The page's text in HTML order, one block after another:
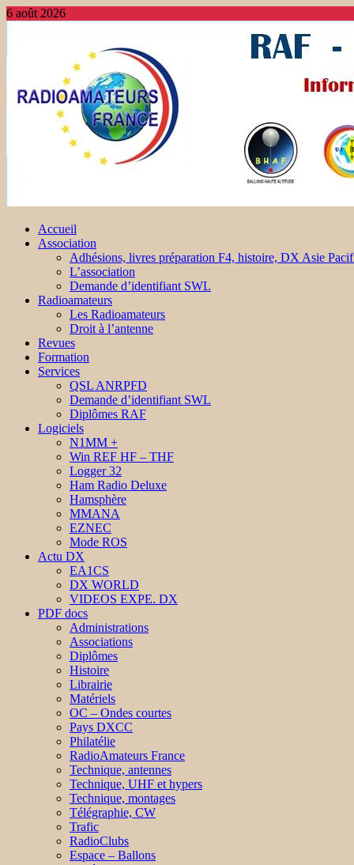
6 août 2026
Accueil
Association
Adhésions, livres préparation F4, histoire, DX Asie
L’association
Demande d’identifiant SWL
Radioamateurs
Les Radioamateurs
Droit à l’antenne
Revues
Formation
Services
QSL ANRPFD
Demande d’identifiant SWL
Diplômes RAF
Logiciels
N1MM +
Win REF HF – THF
Logger 32
Ham Radio Deluxe
Hamsphère
MMANA
EZNEC
Mode ROS
Actu DX
EA1CS
DX WORLD
VIDEOS EXPE. DX
PDF docs
Administrations
Associations
Diplômes
Histoire
Librairie
Matériels
OC – Ondes courtes
Pays DXCC
Philatélie
RadioAmateurs France
Technique, antennes
Technique, UHF et hypers
Technique, montages
Télégraphie, CW
Trafic
RadioClubs
Espace – Ballons